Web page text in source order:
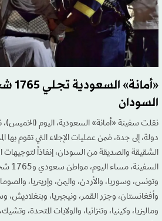
السودان
دولة، إلى جدة، ضمن عمليات الإجلاء التي تقوم بها
الشقيقة والصديقة من السودان، إنفاذاً
وتونس، وسوريا، والأردن، واليمن، وإريتريا،
وأفغانستان، وجزر القمر، ونيجيريا، وبنغلاديش،
وماليزيا، وكينيا، وتنزانيا، والولايات المتحدة،